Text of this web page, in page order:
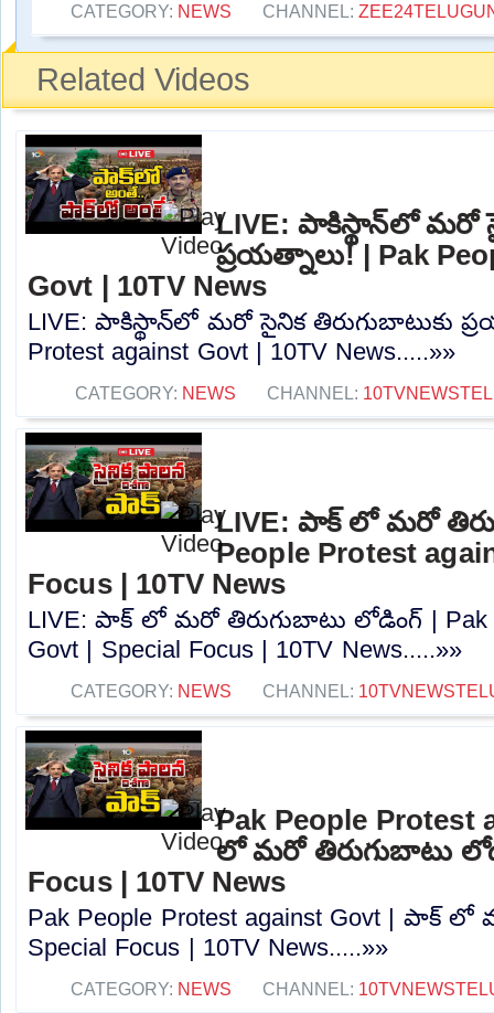
CATEGORY: NEWS CHANNEL:
Related Videos
LIVE: పాకిస్థాన్‌లో మరో
ప్రయత్నాలు! | Pak
Govt | 10TV News
LIVE: పాకిస్థాన్‌లో మరో సైనిక తిరుగుబాటుకు
Protest against Govt | 10TV News.....»»
CATEGORY: NEWS CHANNEL:
LIVE: పాక్ లో మరో
People Protest
Focus | 10TV News
LIVE: పాక్ లో మరో తిరుగుబాటు లోడింగ్ | Pak
Govt | Special Focus | 10TV News.....»»
CATEGORY: NEWS CHANNEL:
Pak People Protest
లో మరో తిరుగుబాటు
Focus | 10TV News
Pak People Protest against Govt | పాక్
Special Focus | 10TV News.....»»
CATEGORY: NEWS CHANNEL: